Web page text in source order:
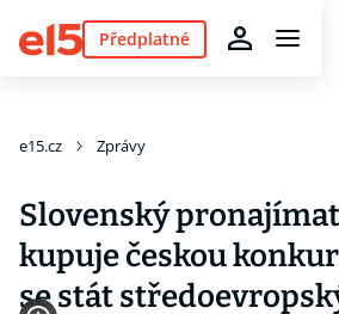
Předplatné
e15.cz Zprávy
Slovenský
kupuje českou
se stát